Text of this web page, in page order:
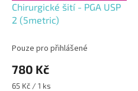
Chirurgické šití - PGA USP
2 (5metric)
Pouze pro přihlášené
780 Kč
Měrná
65 Kč / 1 ks